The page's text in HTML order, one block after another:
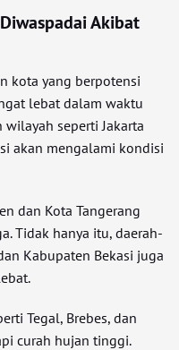
Akibat
kota yang berpotensi
lebat dalam waktu
wilayah seperti Jakarta
akan mengalami kondisi
dan Kota Tangerang
Tidak hanya itu, daerah-
Kabupaten Bekasi juga
Tegal, Brebes, dan
curah hujan tinggi.